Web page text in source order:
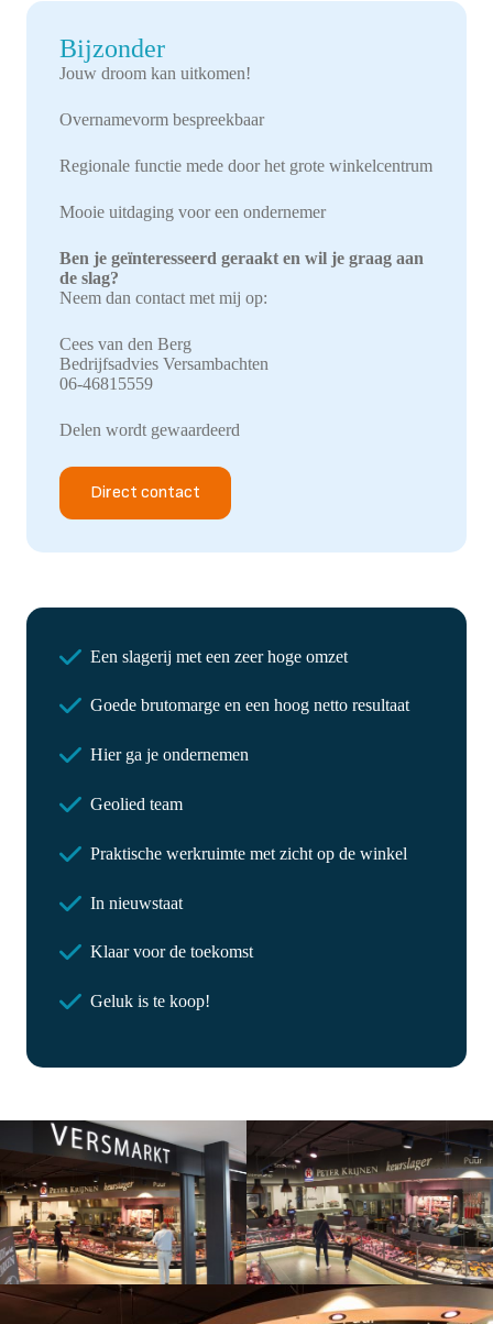
Bijzonder
Jouw droom kan uitkomen!
Overnamevorm bespreekbaar
Regionale functie mede door het grote winkelcentrum
Mooie uitdaging voor een ondernemer
Ben je geïnteresseerd geraakt en wil je graag aan
de slag?
Neem dan contact met mij op:
Cees van den Berg
Bedrijfsadvies Versambachten
06-46815559
Delen wordt gewaardeerd
Direct contact
Een slagerij met een zeer hoge omzet
Goede brutomarge en een hoog netto resultaat
Hier ga je ondernemen
Geolied team
Praktische werkruimte met zicht op de winkel
In nieuwstaat
Klaar voor de toekomst
Geluk is te koop!